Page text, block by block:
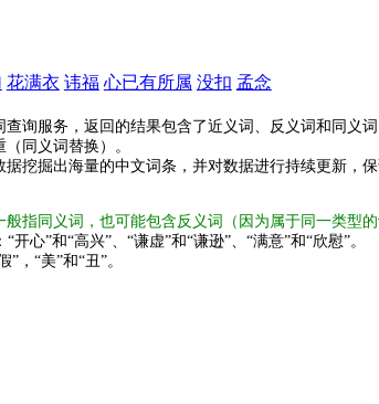
花满衣 讳福 心已有所属 没扣 孟念
询服务，返回的结果包含了近义词、反义词和同义词
同义词替换）。
挖掘出海量的中文词条，并对数据进行持续更新，保
指同义词，也可能包含反义词（因为属于同一类型的
心”和“高兴”、“谦虚”和“谦逊”、“满意”和“欣慰”。
，“美”和“丑”。